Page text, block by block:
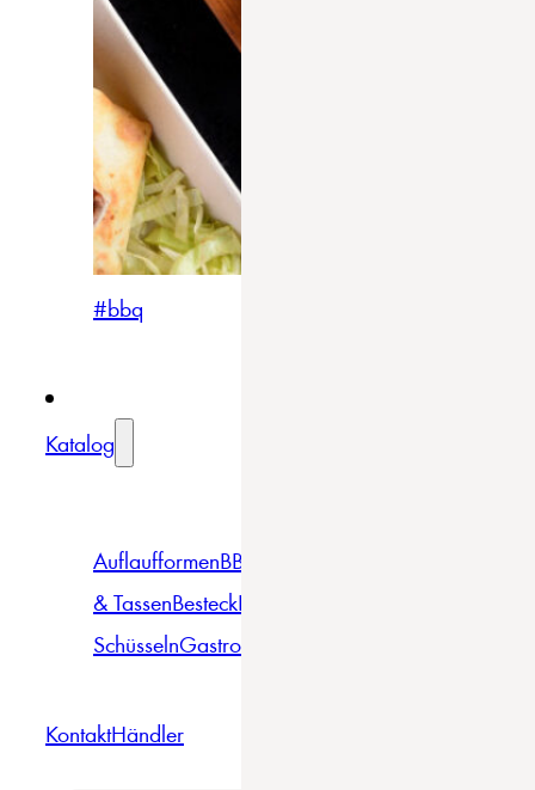
#bbq
Katalog
AuflaufformenBBQ
& TassenBesteckBowls &
SchüsselnGastro
KontaktHändler